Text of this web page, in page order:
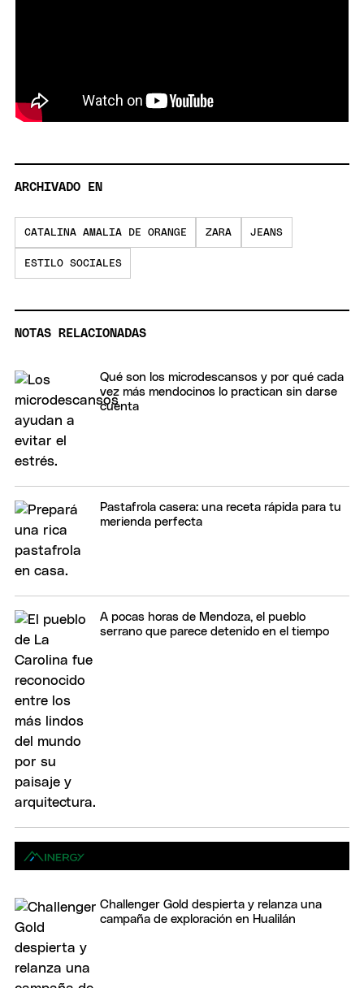
ARCHIVADO EN
CATALINA AMALIA DE ORANGE ZARA JEANS
ESTILO SOCIALES
NOTAS RELACIONADAS
Qué son los microdescansos y por qué cada
vez más mendocinos lo practican sin darse
cuenta
Pastafrola casera: una receta rápida para tu
merienda perfecta
A pocas horas de Mendoza, el pueblo
serrano que parece detenido en el tiempo
Challenger Gold despierta y relanza una
campaña de exploración en Hualilán